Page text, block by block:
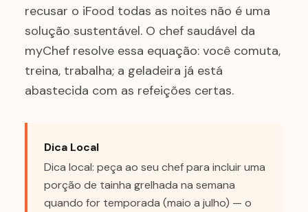
recusar o iFood todas as noites não é uma
solução sustentável. O chef saudável da
myChef resolve essa equação: você comuta,
treina, trabalha; a geladeira já está
abastecida com as refeições certas.
Dica Local
Dica local: peça ao seu chef para incluir uma
porção de tainha grelhada na semana
quando for temporada (maio a julho) — o